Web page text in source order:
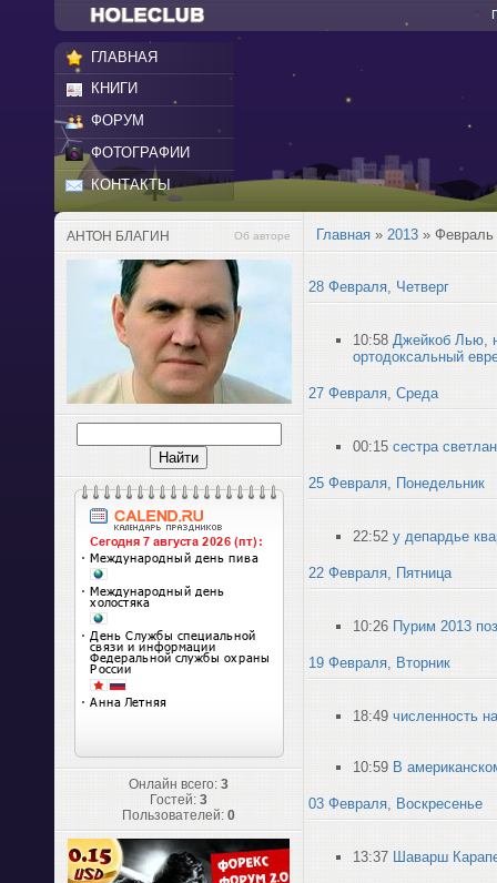
ГЛАВНАЯ
КНИГИ
ФОРУМ
ФОТОГРАФИИ
КОНТАКТЫ
АНТОН БЛАГИН Об авторе
Онлайн всего: 3
Гостей: 3
Пользователей: 0
Главная » 2013 » Февраль
28 Февраля, Четверг
10:58 Джейкоб Лью,
ортодоксальный
27 Февраля, Среда
00:15 сестра
25 Февраля, Понедельник
22:52 у депардье
22 Февраля, Пятница
10:26 Пурим 2013
19 Февраля, Вторник
18:49 численность
10:59 В
03 Февраля, Воскресенье
13:37 Шаварш